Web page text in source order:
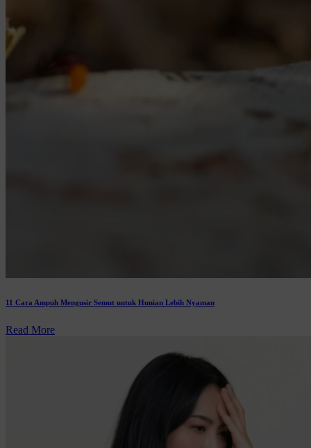
11 Cara Ampuh Mengusir Semut untuk Hunian Lebih Nyaman
Read More